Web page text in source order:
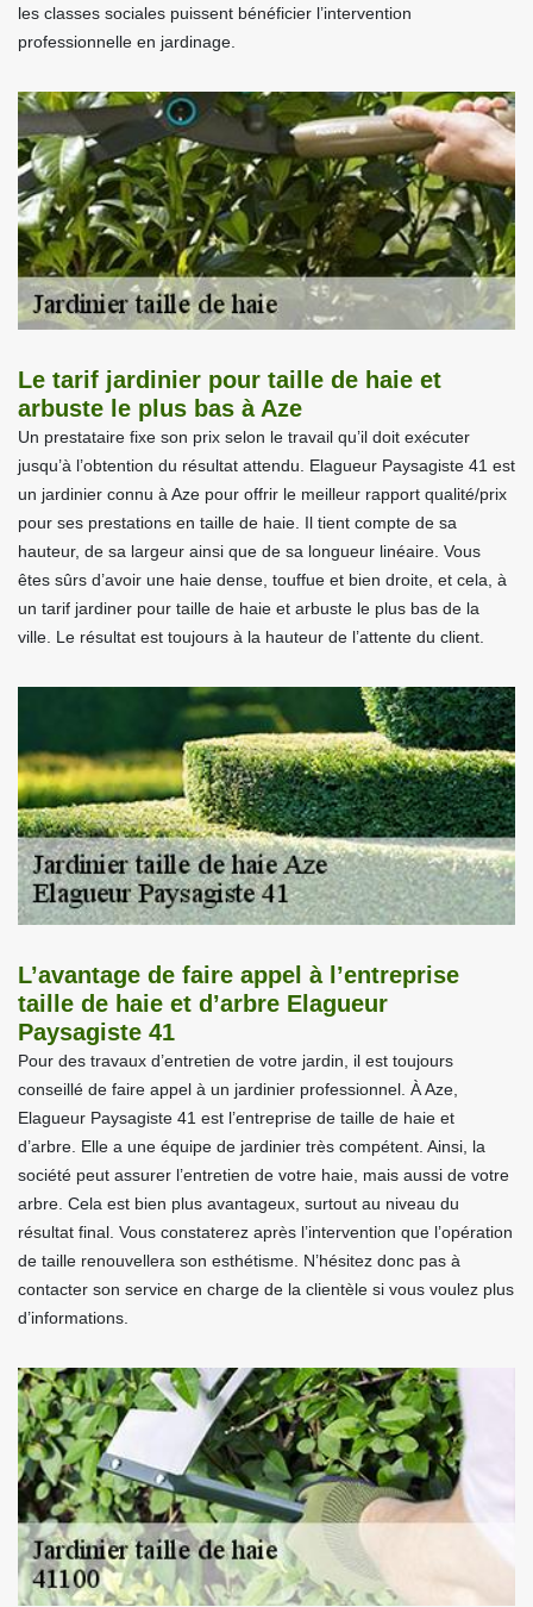
les classes sociales puissent bénéficier l’intervention
professionnelle en jardinage.
Le tarif jardinier pour taille de haie et
arbuste le plus bas à Aze
Un prestataire fixe son prix selon le travail qu’il doit exécuter
jusqu’à l’obtention du résultat attendu. Elagueur Paysagiste 41 est
un jardinier connu à Aze pour offrir le meilleur rapport qualité/prix
pour ses prestations en taille de haie. Il tient compte de sa
hauteur, de sa largeur ainsi que de sa longueur linéaire. Vous
êtes sûrs d’avoir une haie dense, touffue et bien droite, et cela, à
un tarif jardiner pour taille de haie et arbuste le plus bas de la
ville. Le résultat est toujours à la hauteur de l’attente du client.
L’avantage de faire appel à l’entreprise
taille de haie et d’arbre Elagueur
Paysagiste 41
Pour des travaux d’entretien de votre jardin, il est toujours
conseillé de faire appel à un jardinier professionnel. À Aze,
Elagueur Paysagiste 41 est l’entreprise de taille de haie et
d’arbre. Elle a une équipe de jardinier très compétent. Ainsi, la
société peut assurer l’entretien de votre haie, mais aussi de votre
arbre. Cela est bien plus avantageux, surtout au niveau du
résultat final. Vous constaterez après l’intervention que l’opération
de taille renouvellera son esthétisme. N’hésitez donc pas à
contacter son service en charge de la clientèle si vous voulez plus
d’informations.